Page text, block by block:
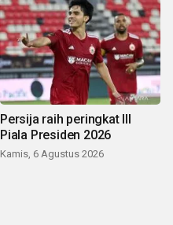
Persija raih peringkat III
Piala Presiden 2026
Kamis, 6 Agustus 2026